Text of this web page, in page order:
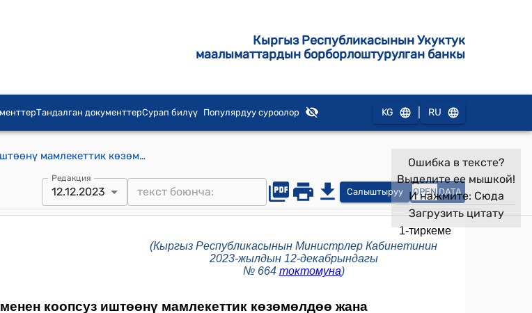
Кыргыз Республикасынын Укуктук
маалыматтардын борборлоштурулган банкы
Тандалган документтерСурап билүү Популярдуу суроолор KG RU
Пестициддер жана агрохимикаттар менен коопсуз иштөөнү мамлекеттик көзөмөлдөө жана контролдоо жөнүндө жобо (Кыргыз Республикасынын Министрлер Кабинетинин 2023-жылдын 12-декабрындагы № 664 токтомуна)
Редакция
12.12.2023 Салыштыруу OPEN DATA
Ошибка в тексте?
Выделите ее мышкой!
И нажмите: Сюда
Загрузить цитату